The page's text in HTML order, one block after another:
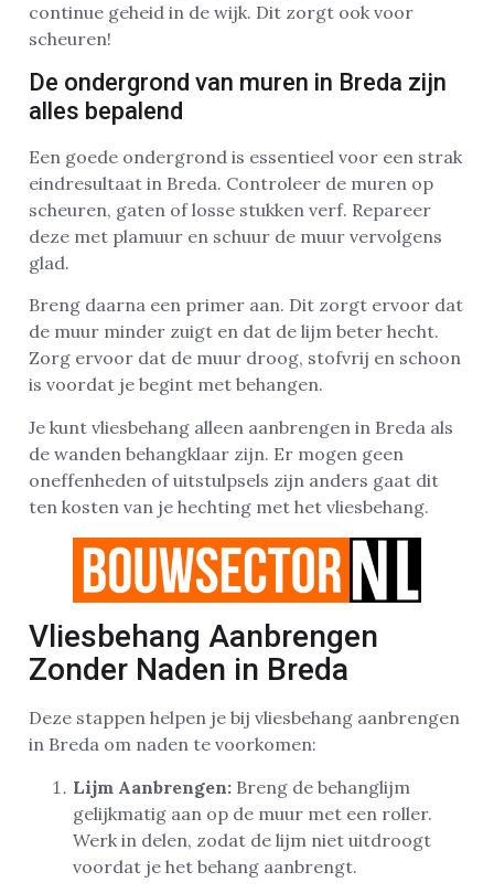
continue geheid in de wijk. Dit zorgt ook voor
scheuren!
De ondergrond van muren in Breda zijn
alles bepalend
Een goede ondergrond is essentieel voor een strak
eindresultaat in Breda. Controleer de muren op
scheuren, gaten of losse stukken verf. Repareer
deze met plamuur en schuur de muur vervolgens
glad.
Breng daarna een primer aan. Dit zorgt ervoor dat
de muur minder zuigt en dat de lijm beter hecht.
Zorg ervoor dat de muur droog, stofvrij en schoon
is voordat je begint met behangen.
Je kunt vliesbehang alleen aanbrengen in Breda als
de wanden behangklaar zijn. Er mogen geen
oneffenheden of uitstulpsels zijn anders gaat dit
ten kosten van je hechting met het vliesbehang.
Vliesbehang Aanbrengen
Zonder Naden in Breda
Deze stappen helpen je bij vliesbehang aanbrengen
in Breda om naden te voorkomen:
Lijm Aanbrengen: Breng de behanglijm
gelijkmatig aan op de muur met een roller.
Werk in delen, zodat de lijm niet uitdroogt
voordat je het behang aanbrengt.